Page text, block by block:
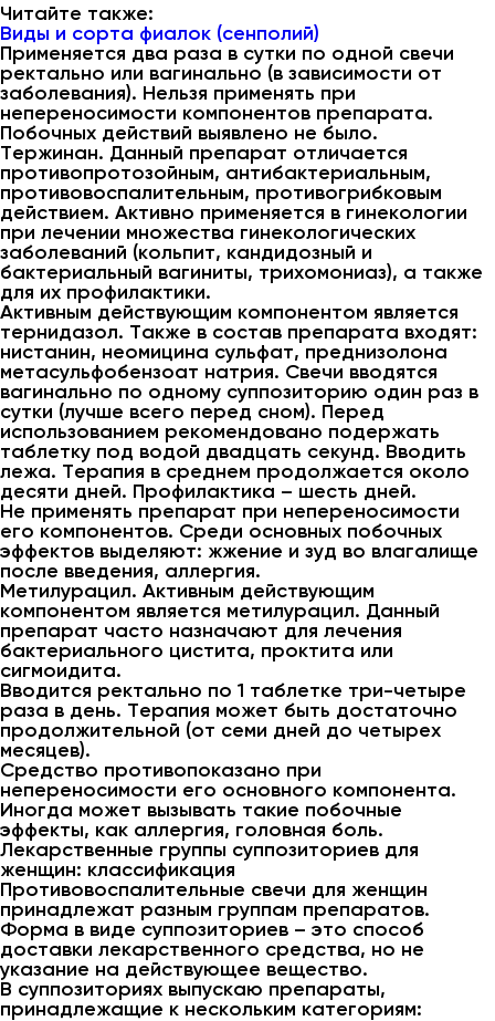
Читайте также:
Виды и сорта фиалок (сенполий)
Применяется два раза в сутки по одной свечи
ректально или вагинально (в зависимости от
заболевания). Нельзя применять при
непереносимости компонентов препарата.
Побочных действий выявлено не было.
Тержинан. Данный препарат отличается
противопротозойным, антибактериальным,
противовоспалительным, противогрибковым
действием. Активно применяется в гинекологии
при лечении множества гинекологических
заболеваний (кольпит, кандидозный и
бактериальный вагиниты, трихомониаз), а также
для их профилактики.
Активным действующим компонентом является
тернидазол. Также в состав препарата входят:
нистанин, неомицина сульфат, преднизолона
метасульфобензоат натрия. Свечи вводятся
вагинально по одному суппозиторию один раз в
сутки (лучше всего перед сном). Перед
использованием рекомендовано подержать
таблетку под водой двадцать секунд. Вводить
лежа. Терапия в среднем продолжается около
десяти дней. Профилактика – шесть дней.
Не применять препарат при непереносимости
его компонентов. Среди основных побочных
эффектов выделяют: жжение и зуд во влагалище
после введения, аллергия.
Метилурацил. Активным действующим
компонентом является метилурацил. Данный
препарат часто назначают для лечения
бактериального цистита, проктита или
сигмоидита.
Вводится ректально по 1 таблетке три-четыре
раза в день. Терапия может быть достаточно
продолжительной (от семи дней до четырех
месяцев).
Средство противопоказано при
непереносимости его основного компонента.
Иногда может вызывать такие побочные
эффекты, как аллергия, головная боль.
Лекарственные группы суппозиториев для
женщин: классификация
Противовоспалительные свечи для женщин
принадлежат разным группам препаратов.
Форма в виде суппозиториев – это способ
доставки лекарственного средства, но не
указание на действующее вещество.
В суппозиториях выпускаю препараты,
принадлежащие к нескольким категориям: